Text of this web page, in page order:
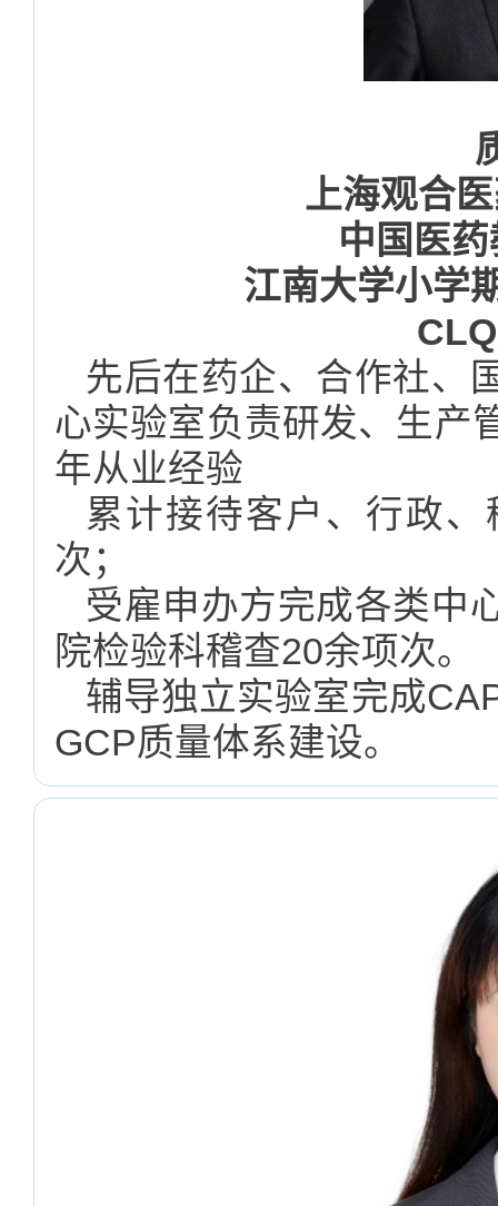
上海观合
中国医
江南大学小学
先后在药企、合作社、
心实验室负责研发、生产
年从业经验
累计接待客户、行政
次；
受雇申办方完成各类中
院检验科稽查20余项次。
辅导独立实验室完成
GCP质量体系建设。